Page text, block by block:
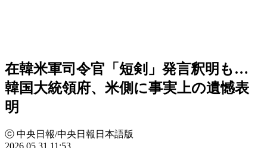
在韓米軍司令官「短剣」発言釈明も…
韓国大統領府、米側に事実上の遺憾表
明
ⓒ 中央日報/中央日報日本語版
2026.05.31 11:53